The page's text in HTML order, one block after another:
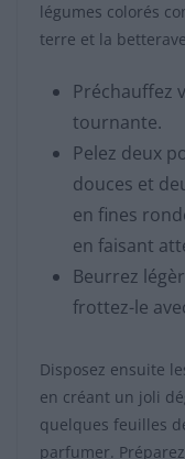
légumes colorés
terre et la
Préchauffez
tournante.
Pelez deux
douces et
en fines
en faisant
Beurrez
frottez-le
Disposez ensuite
en créant un joli
quelques feuilles
parfumer.